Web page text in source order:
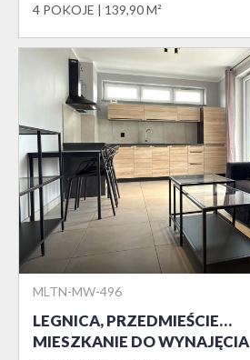
4 POKOJE 139,90 M²
MLTN-MW-496
LEGNICA, PRZEDMIEŚCIE…
MIESZKANIE DO WYNAJĘCIA